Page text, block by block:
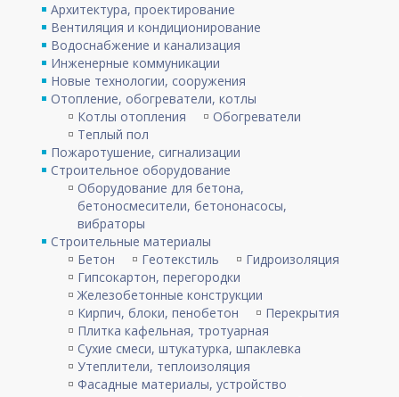
Архитектура, проектирование
Вентиляция и кондиционирование
Водоснабжение и канализация
Инженерные коммуникации
Новые технологии, сооружения
Отопление, обогреватели, котлы
Котлы отопления
Обогреватели
Теплый пол
Пожаротушение, сигнализации
Строительное оборудование
Оборудование для бетона,
бетоносмесители, бетононасосы,
вибраторы
Строительные материалы
Бетон
Геотекстиль
Гидроизоляция
Гипсокартон, перегородки
Железобетонные конструкции
Кирпич, блоки, пенобетон
Перекрытия
Плитка кафельная, тротуарная
Сухие смеси, штукатурка, шпаклевка
Утеплители, теплоизоляция
Фасадные материалы, устройство